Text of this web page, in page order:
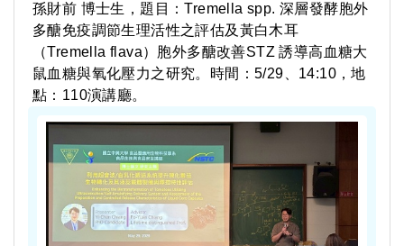
孫財前 博士生，題目：Tremella spp. 深層發酵胞外
多醣免疫調節生理活性之評估及黃白木耳
（Tremella flava）胞外多醣改善STZ 誘導高血糖大
鼠血糖與氧化壓力之研究。時間：5/29、14:10，地
點：110演講廳。